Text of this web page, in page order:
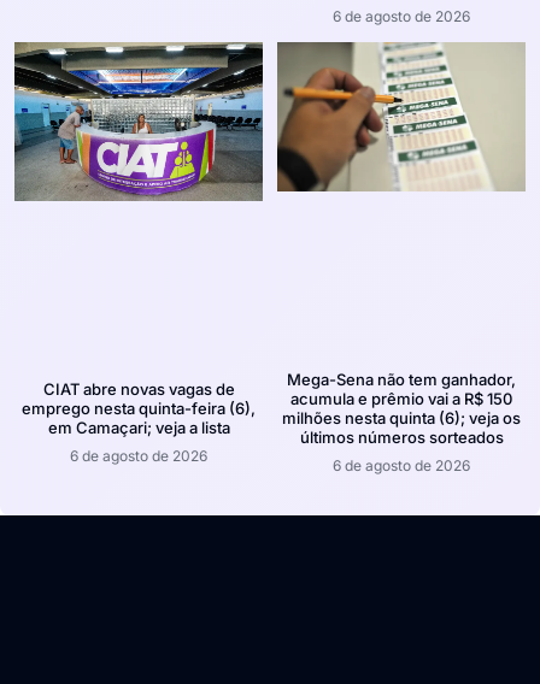
6 de agosto de 2026
CIAT abre novas vagas de
emprego nesta quinta-feira (6),
em Camaçari; veja a lista
6 de agosto de 2026
Mega-Sena não tem ganhador,
acumula e prêmio vai a R$ 150
milhões nesta quinta (6); veja os
últimos números sorteados
6 de agosto de 2026